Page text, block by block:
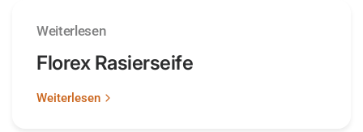
Weiterlesen
Florex Rasierseife
Weiterlesen